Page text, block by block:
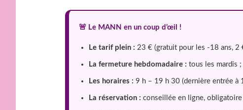
🚨 Le MANN en un coup d’œil !
Le tarif plein : 23 € (gratuit pour les -18 ans, 2
La fermeture hebdomadaire : tous les mardis ;
Les horaires : 9 h – 19 h 30 (dernière entrée à
La réservation : conseillée en ligne,